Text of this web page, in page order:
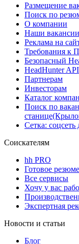
Размещение
Поиск по
О компании
Наши вакансии
Реклама на
Требования к
Безопасный
HeadHunter API
Партнерам
Инвесторам
Каталог
Поиск по
Сетка: соцсеть
Соискателям
hh PRO
Готовое резюме
Все сервисы
Хочу у вас
Экспертная
Новости и статьи
Блог